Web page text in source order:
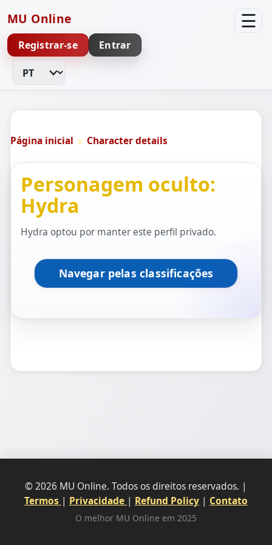
MU Online ☰
Registrar-se Entrar
Alterar idioma
Página inicial Character details
Personagem oculto:
Hydra
Hydra optou por manter este perfil privado.
Navegar pelas classificações
© 2026 MU Online. Todos os direitos reservados. |
Termos | Privacidade | Refund Policy | Contato
O melhor MU Online em 2025